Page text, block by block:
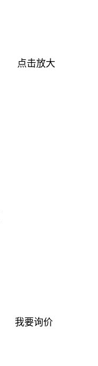
点击放大
我要询价